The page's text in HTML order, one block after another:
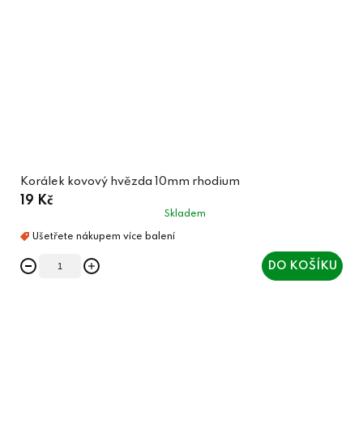
Korálek kovový hvězda 10mm rhodium
19 Kč
Skladem
DO KOŠÍKU